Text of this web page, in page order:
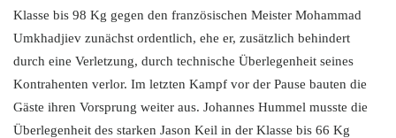
Klasse bis 98 Kg gegen den französischen Meister Mohammad
Umkhadjiev zunächst ordentlich, ehe er, zusätzlich behindert
durch eine Verletzung, durch technische Überlegenheit seines
Kontrahenten verlor. Im letzten Kampf vor der Pause bauten die
Gäste ihren Vorsprung weiter aus. Johannes Hummel musste die
Überlegenheit des starken Jason Keil in der Klasse bis 66 Kg